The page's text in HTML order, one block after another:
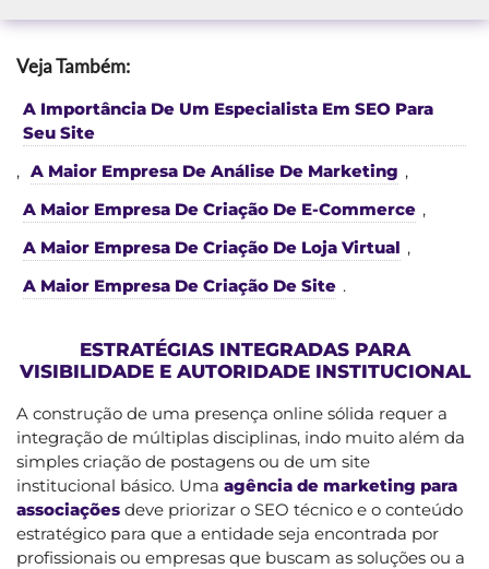
Veja Também:
A Importância De Um Especialista Em SEO Para
Seu Site
, A Maior Empresa De Análise De Marketing ,
A Maior Empresa De Criação De E-Commerce ,
A Maior Empresa De Criação De Loja Virtual ,
A Maior Empresa De Criação De Site .
ESTRATÉGIAS INTEGRADAS PARA
VISIBILIDADE E AUTORIDADE INSTITUCIONAL
A construção de uma presença online sólida requer a
integração de múltiplas disciplinas, indo muito além da
simples criação de postagens ou de um site
institucional básico. Uma agência de marketing para
associações deve priorizar o SEO técnico e o conteúdo
estratégico para que a entidade seja encontrada por
profissionais ou empresas que buscam as soluções ou a